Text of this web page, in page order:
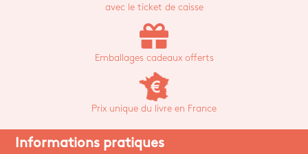
avec le ticket de caisse
Emballages cadeaux offerts
Prix unique du livre en France
Informations pratiques